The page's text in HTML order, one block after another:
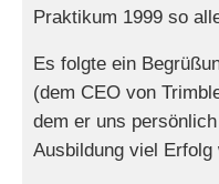
Praktikum 1999 so
Es folgte ein
(dem CEO von
dem er uns
Ausbildung viel